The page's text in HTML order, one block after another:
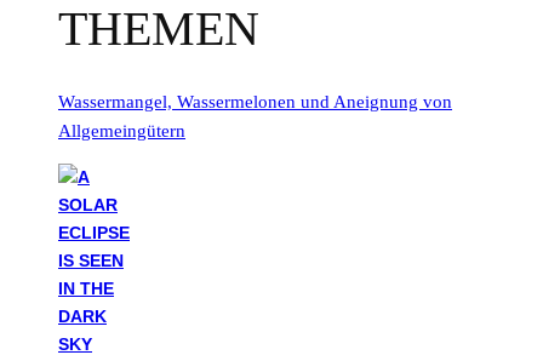
THEMEN
Wassermangel, Wassermelonen und Aneignung von
Allgemeingütern